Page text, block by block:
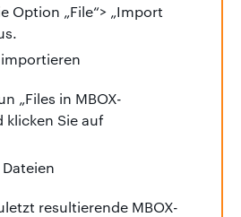
Option „File“> „Import
„Files in MBOX-
klicken Sie auf
resultierende MBOX-